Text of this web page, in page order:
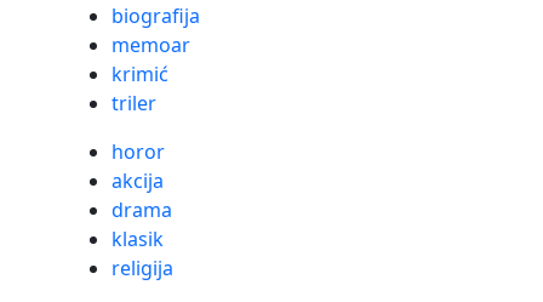
biografija
memoar
krimić
triler
horor
akcija
drama
klasik
religija